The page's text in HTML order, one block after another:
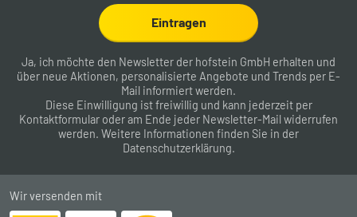
Eintragen
Ja, ich möchte den Newsletter der hofstein GmbH erhalten und
über neue Aktionen, personalisierte Angebote und Trends per E-
Mail informiert werden.
Diese Einwilligung ist freiwillig und kann jederzeit per
Kontaktformular oder am Ende jeder Newsletter-Mail widerrufen
werden. Weitere Informationen finden Sie in der
Datenschutzerklärung.
Wir versenden mit